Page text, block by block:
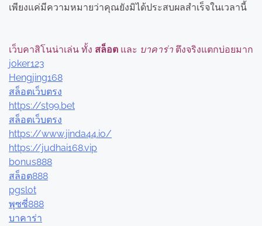
เพียงแค่มีความหมายว่าคุณยังมิได้ประสบผลสำเร็จในเวลานี้
เว็บคาสิโนน่าเล่น ทั้ง สล็อต และ บาคาร่า ตึงจริงแตกบ่อยมาก
joker123
Hengjing168
สล็อตเว็บตรง
https://st99.bet
สล็อตเว็บตรง
https://www.jinda44.io/
https://judhai168.vip
bonus888
สล็อต888
pgslot
พุซซี่888
บาคาร่า